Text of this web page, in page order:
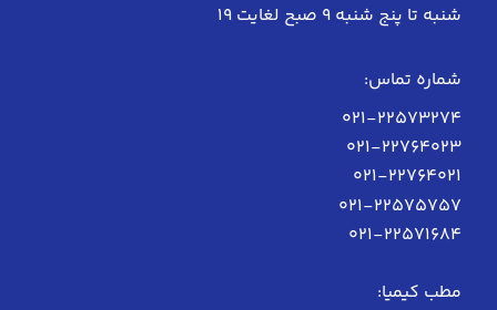
شنبه تا پنج شنبه 9 صبح لغایت 19
شماره تماس:
021-22573274
021-22764023
021-22764021
021-22575757
021-22571684
مطب کیمیا: